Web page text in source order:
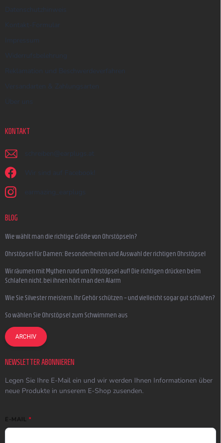
Datenschutzhinweis
Kontakt-Formular
Impressum
Widerrufsbelehrung
Reklamation und Beschwerdeverfahren
Versandarten & Zahlungsarten
Über uns
KONTAKT
schreiben @ earplugs.at
Wir sind auf Facebook!
earmazing_earplugs
BLOG
Wie wählt man die richtige Größe von Ohrstöpseln?
Ohrstöpsel für Damen: Besonderheiten und Auswahl der richtigen Ohrstöpsel
Wir räumen mit Mythen rund um Ohrstöpsel auf! Die richtigen drücken beim
Schlafen nicht, bei ihnen hört man den Alarm
Wie Sie Silvester meistern, Ihr Gehör schützen – und vielleicht sogar gut schlafen?
So wählen Sie Ohrstöpsel zum Schwimmen aus
ARCHIV
NEWSLETTER ABONNIEREN
Legen Sie Ihre E-Mail ein und wir werden Ihnen Informationen über
neue Produkte in unserem E-Shop zusenden.
E-MAIL